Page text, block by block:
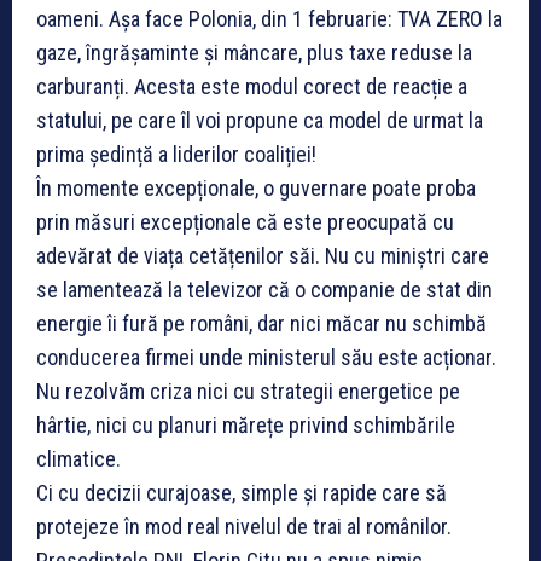
oameni. Așa face Polonia, din 1 februarie: TVA ZERO la
gaze, îngrășaminte și mâncare, plus taxe reduse la
carburanți. Acesta este modul corect de reacție a
statului, pe care îl voi propune ca model de urmat la
prima ședință a liderilor coaliției!
În momente excepționale, o guvernare poate proba
prin măsuri excepționale că este preocupată cu
adevărat de viața cetățenilor săi. Nu cu miniștri care
se lamentează la televizor că o companie de stat din
energie îi fură pe români, dar nici măcar nu schimbă
conducerea firmei unde ministerul său este acționar.
Nu rezolvăm criza nici cu strategii energetice pe
hârtie, nici cu planuri mărețe privind schimbările
climatice.
Ci cu decizii curajoase, simple și rapide care să
protejeze în mod real nivelul de trai al românilor.